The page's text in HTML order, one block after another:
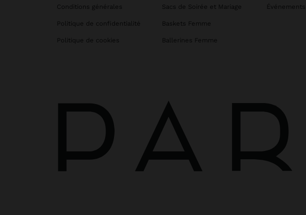
Conditions générales
Politique de confidentialité
Politique de cookies
Sacs de Soirée et Mariage
Baskets Femme
Ballerines Femme